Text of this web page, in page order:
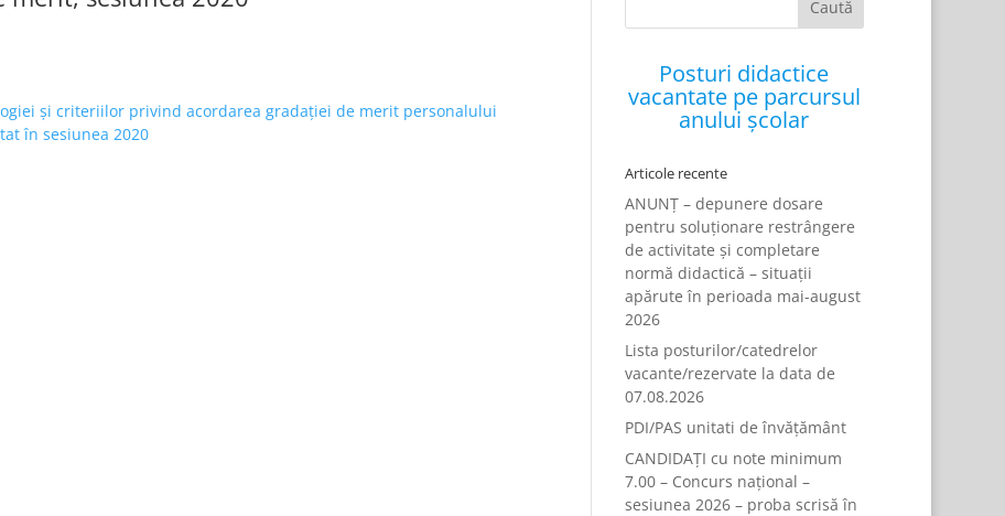
și criteriilor privind acordarea gradației de merit personalului
în sesiunea 2020
Posturi didactice
vacantate pe parcursul
anului școlar
Articole recente
ANUNȚ – depunere dosare
pentru soluționare restrângere
de activitate și completare
normă didactică – situații
apărute în perioada mai-august
2026
Lista posturilor/catedrelor
vacante/rezervate la data de
07.08.2026
PDI/PAS unitati de învățământ
CANDIDAȚI cu note minimum
7.00 – Concurs național –
sesiunea 2026 – proba scrisă în